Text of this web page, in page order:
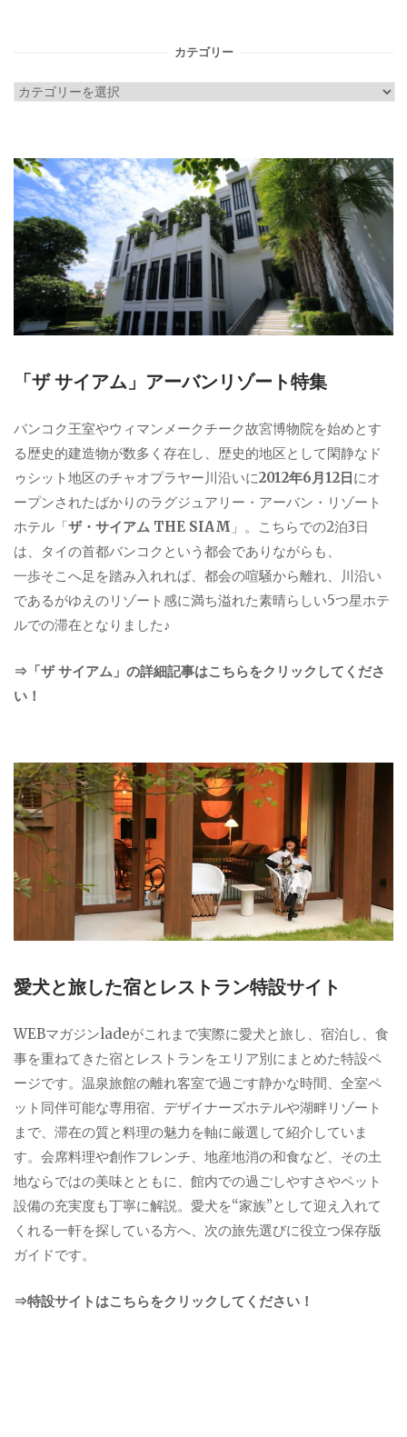
カテゴリー
カ
リ
ー
「ザ サイアム」アーバンリゾート特集
バンコク王室やウィマンメークチーク故宮博物院を始めとす
る歴史的建造物が数多く存在し、歴史的地区として閑静なド
ゥシット地区のチャオプラヤー川沿いに2012年6月12日にオ
ープンされたばかりのラグジュアリー・アーバン・リゾート
ホテル「ザ・サイアム THE SIAM 」。こちらでの2泊3日
は、タイの首都バンコクという都会でありながらも、
一歩そこへ足を踏み入れれば、都会の喧騒から離れ、川沿い
であるがゆえのリゾート感に満ち溢れた素晴らしい5つ星ホテ
ルでの滞在となりました♪
⇒「ザ サイアム」の詳細記事はこちらをクリックしてくださ
い！
愛犬と旅した宿とレストラン特設サイト
WEBマガジンladeがこれまで実際に愛犬と旅し、宿泊し、食
事を重ねてきた宿とレストランをエリア別にまとめた特設ペ
ージです。温泉旅館の離れ客室で過ごす静かな時間、全室ペ
ット同伴可能な専用宿、デザイナーズホテルや湖畔リゾート
まで、滞在の質と料理の魅力を軸に厳選して紹介していま
す。会席料理や創作フレンチ、地産地消の和食など、その土
地ならではの美味とともに、館内での過ごしやすさやペット
設備の充実度も丁寧に解説。愛犬を“家族”として迎え入れて
くれる一軒を探している方へ、次の旅先選びに役立つ保存版
ガイドです。
⇒特設サイトはこちらをクリックしてください！